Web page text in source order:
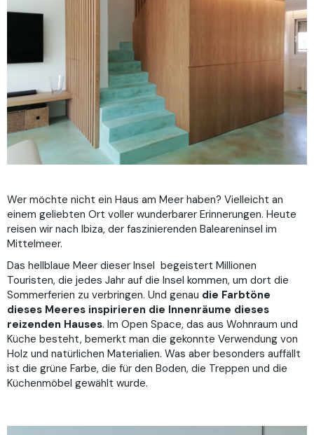
Wer möchte nicht ein Haus am Meer haben? Vielleicht an
einem geliebten Ort voller wunderbarer Erinnerungen. Heute
reisen wir nach Ibiza, der faszinierenden Baleareninsel im
Mittelmeer.
Das hellblaue Meer dieser Insel begeistert Millionen
Touristen, die jedes Jahr auf die Insel kommen, um dort die
Sommerferien zu verbringen. Und genau die Farbtöne
dieses Meeres inspirieren die Innenräume dieses
reizenden Hauses. Im Open Space, das aus Wohnraum und
Küche besteht, bemerkt man die gekonnte Verwendung von
Holz und natürlichen Materialien. Was aber besonders auffällt
ist die grüne Farbe, die für den Boden, die Treppen und die
Küchenmöbel gewählt wurde.